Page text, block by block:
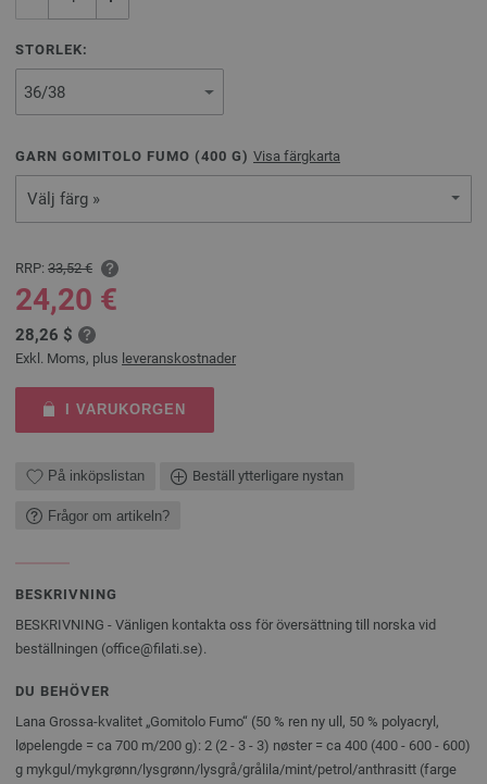
STORLEK:
GARN GOMITOLO FUMO (400 G) Visa färgkarta
Välj färg »
RRP: 33,52 €
24,20 €
28,26 $
Exkl. Moms, plus leveranskostnader
I VARUKORGEN
På inköpslistan Beställ ytterligare nystan
Frågor om artikeln?
BESKRIVNING
BESKRIVNING - Vänligen kontakta oss för översättning till norska vid
beställningen (office@filati.se).
DU BEHÖVER
Lana Grossa-kvalitet „Gomitolo Fumo“ (50 % ren ny ull, 50 % polyacryl,
løpelengde = ca 700 m/200 g): 2 (2 - 3 - 3) nøster = ca 400 (400 - 600 - 600)
g mykgul/mykgrønn/lysgrønn/lysgrå/grålila/mint/petrol/anthrasitt (farge